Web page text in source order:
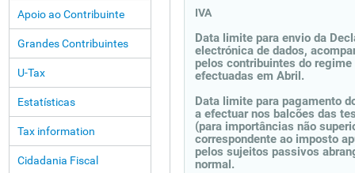
Apoio ao Contribuinte
Grandes Contribuintes
U-Tax
Estatísticas
Tax information
Cidadania Fiscal
IVA
Data limite para envio da
electrónica de dados,
pelos contribuintes do
efectuadas em Abril.
Data limite para pagamento
a efectuar nos balcões das
(para importâncias não
correspondente ao imposto
pelos sujeitos passivos
normal.